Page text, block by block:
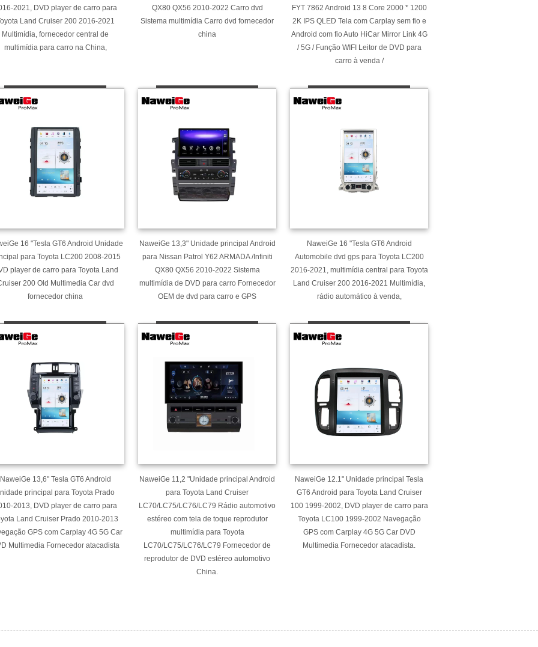
2021, DVD player de carro para
Land Cruiser 200 2016-2021
Multimídia, fornecedor central de
multimídia para carro na China,
QX80 QX56 2010-2022 Carro dvd
Sistema multimídia Carro dvd fornecedor
china
FYT 7862 Android 13 8 Core 2000 * 1200
2K IPS QLED Tela com Carplay sem fio e
Android com fio Auto HiCar Mirror Link 4G
/ 5G / Função WIFI Leitor de DVD para
carro à venda /
16 "Tesla GT6 Android Unidade
para Toyota LC200 2008-2015
player de carro para Toyota Land
200 Old Multimedia Car dvd
fornecedor china
NaweiGe 13,3" Unidade principal Android
para Nissan Patrol Y62 ARMADA /Infiniti
QX80 QX56 2010-2022 Sistema
multimídia de DVD para carro Fornecedor
OEM de dvd para carro e GPS
NaweiGe 16 "Tesla GT6 Android
Automobile dvd gps para Toyota LC200
2016-2021, multimídia central para Toyota
Land Cruiser 200 2016-2021 Multimídia,
rádio automático à venda,
NaweiGe 13,6" Tesla GT6 Android
principal para Toyota Prado
2013, DVD player de carro para
Land Cruiser Prado 2010-2013
GPS com Carplay 4G 5G Car
Multimedia Fornecedor atacadista
NaweiGe 11,2 "Unidade principal Android
para Toyota Land Cruiser
LC70/LC75/LC76/LC79 Rádio automotivo
estéreo com tela de toque reprodutor
multimídia para Toyota
LC70/LC75/LC76/LC79 Fornecedor de
reprodutor de DVD estéreo automotivo
China.
NaweiGe 12.1" Unidade principal Tesla
GT6 Android para Toyota Land Cruiser
100 1999-2002, DVD player de carro para
Toyota LC100 1999-2002 Navegação
GPS com Carplay 4G 5G Car DVD
Multimedia Fornecedor atacadista.